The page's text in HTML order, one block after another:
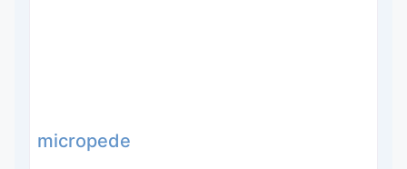
micropede